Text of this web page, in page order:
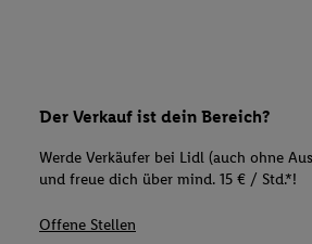
Der Verkauf ist dein Bereich?
Werde Verkäufer bei Lidl (auch ohne
und freue dich über mind. 15 € / Std.*!
Offene Stellen